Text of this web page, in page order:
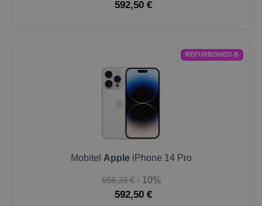
592,50 €
REFURBISHED-B
Mobitel AppleiPhone 14 Pro
658,33 € - 10%
592,50 €